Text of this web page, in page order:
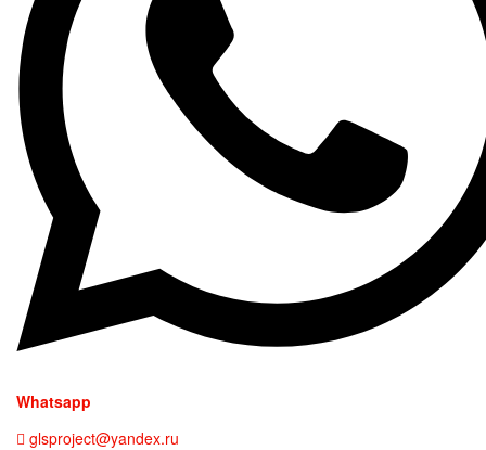
Whatsapp
glsproject@yandex.ru